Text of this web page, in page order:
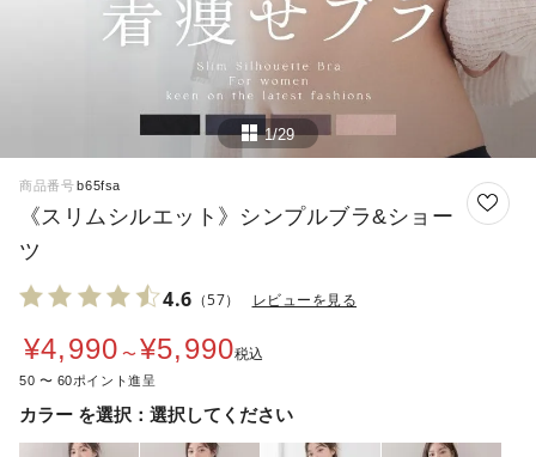
1/29
商品番号 b65fsa
《スリムシルエット》シンプルブラ&ショー
ツ
4.6 （57） レビューを見る
¥4,990 〜 ¥5,990税込
50 〜 60
カラー 選択してください